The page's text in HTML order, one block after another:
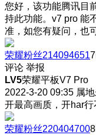
您好，该功能腾讯目
持此功能。v7 pro 能
准，如您有疑问，也
荣耀粉丝214094651
评论 举报
LV5荣耀平板V7 Pro
2022-3-20 09:35 属
开最高画质，开har行
荣耀粉丝220404700